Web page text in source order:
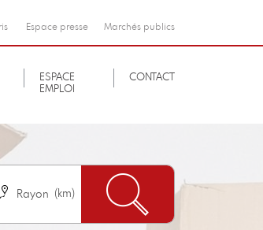
Espace presse Marchés publics
ESPACE
EMPLOI
CONTACT